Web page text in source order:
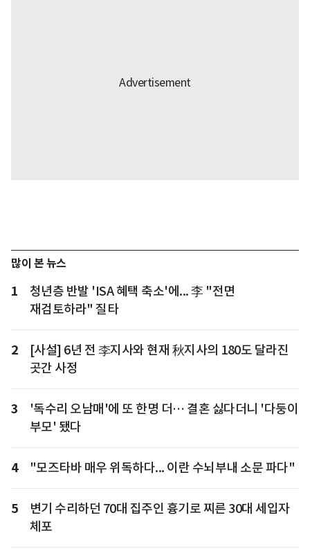
많이 본 뉴스
1
청년층 반발 'ISA 혜택 축소'에... 李 "전면
재검토하라" 질타
2
[사설] 6년 전 李지사와 현재 秋지사의 180도 달라진
곳간 사정
3
'독수리 오남매'에 또 한명 더… 결혼 싫다더니 '다둥이
부모' 됐다
4 "모즈타바 매우 위독하다... 이란 수뇌부내 소문 파다"
5
변기 수리하던 70대 집주인 흉기로 찌른 30대 세입자
체포